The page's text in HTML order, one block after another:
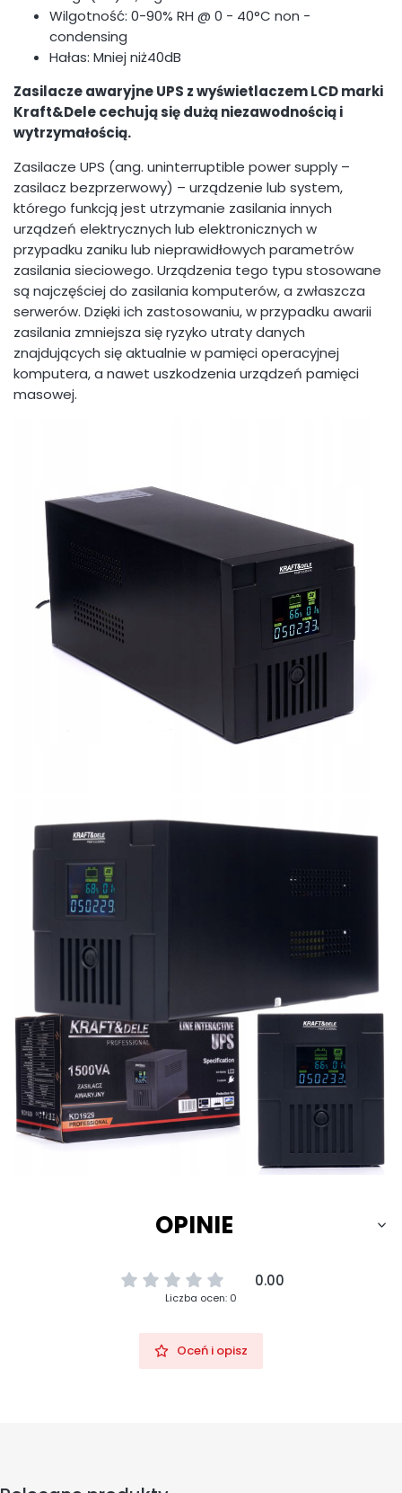
Wilgotność: 0-90% RH @ 0 - 40°C non -
condensing
Hałas: Mniej niż40dB
Zasilacze awaryjne UPS z wyświetlaczem LCD marki
Kraft&Dele cechują się dużą niezawodnością i
wytrzymałością.
Zasilacze UPS (ang. uninterruptible power supply –
zasilacz bezprzerwowy) – urządzenie lub system,
którego funkcją jest utrzymanie zasilania innych
urządzeń elektrycznych lub elektronicznych w
przypadku zaniku lub nieprawidłowych parametrów
zasilania sieciowego. Urządzenia tego typu stosowane
są najczęściej do zasilania komputerów, a zwłaszcza
serwerów. Dzięki ich zastosowaniu, w przypadku awarii
zasilania zmniejsza się ryzyko utraty danych
znajdujących się aktualnie w pamięci operacyjnej
komputera, a nawet uszkodzenia urządzeń pamięci
masowej.
OPINIE
0.00
Liczba ocen: 0
Oceń i opisz